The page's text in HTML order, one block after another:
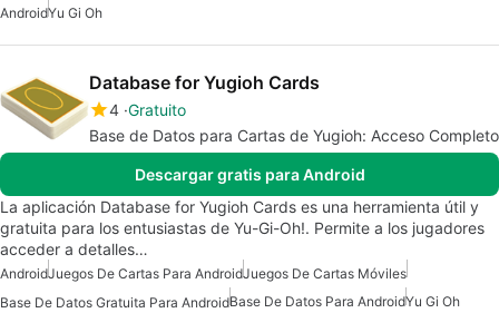
AndroidYu Gi Oh
Database for Yugioh Cards
4 Gratuito
Base de Datos para Cartas de Yugioh: Acceso Completo
Descargar gratis para Android
La aplicación Database for Yugioh Cards es una herramienta útil y
gratuita para los entusiastas de Yu-Gi-Oh!. Permite a los jugadores
acceder a detalles…
AndroidJuegos De Cartas Para AndroidJuegos De Cartas Móviles
Base De Datos Gratuita Para AndroidBase De Datos Para AndroidYu Gi Oh